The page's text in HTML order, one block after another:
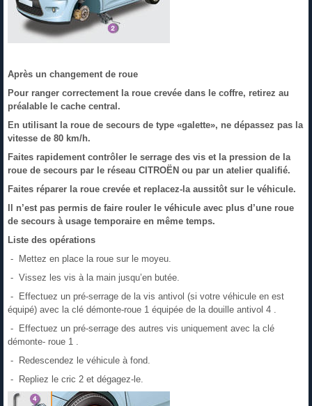
Après un changement de roue
Pour ranger correctement la roue crevée dans le coffre, retirez au
préalable le cache central.
En utilisant la roue de secours de type «galette», ne dépassez pas la
vitesse de 80 km/h.
Faites rapidement contrôler le serrage des vis et la pression de la
roue de secours par le réseau CITROËN ou par un atelier qualifié.
Faites réparer la roue crevée et replacez-la aussitôt sur le véhicule.
Il n’est pas permis de faire rouler le véhicule avec plus d’une roue
de secours à usage temporaire en même temps.
Liste des opérations
- Mettez en place la roue sur le moyeu.
- Vissez les vis à la main jusqu’en butée.
- Effectuez un pré-serrage de la vis antivol (si votre véhicule en est
équipé) avec la clé démonte-roue 1 équipée de la douille antivol 4 .
- Effectuez un pré-serrage des autres vis uniquement avec la clé
démonte- roue 1 .
- Redescendez le véhicule à fond.
- Repliez le cric 2 et dégagez-le.